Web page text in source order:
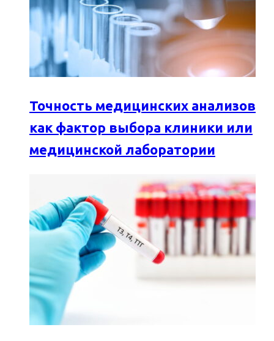
Точность медицинских анализов
как фактор выбора клиники или
медицинской лаборатории